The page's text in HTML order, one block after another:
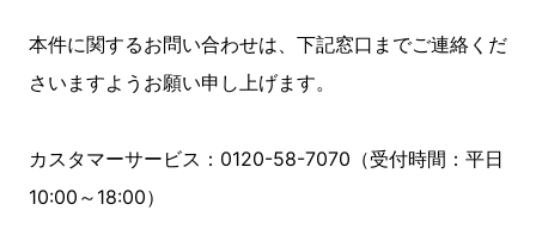
本件に関するお問い合わせは、下記窓口までご連絡くだ
さいますようお願い申し上げます。
カスタマーサービス：0120-58-7070（受付時間：平日
10:00～18:00）